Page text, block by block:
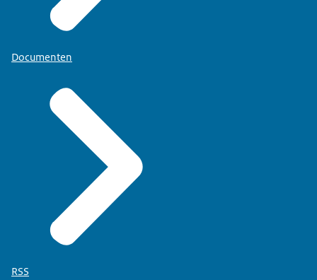
Documenten
RSS